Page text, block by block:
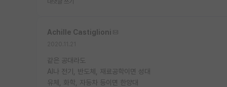
Achille Castiglioni
같은 공대라도
AI나 전기, 반도체, 재료공학이면 성대
유체, 화학, 자동차 등이면 한양대